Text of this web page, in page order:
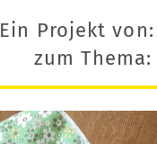
Ein Projekt von:
zum Thema: